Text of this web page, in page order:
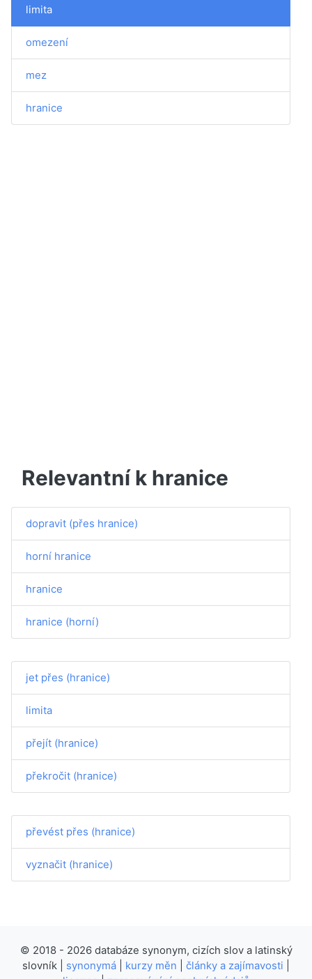
limita
omezení
mez
hranice
Relevantní k hranice
dopravit (přes hranice)
horní hranice
hranice
hranice (horní)
jet přes (hranice)
limita
přejít (hranice)
překročit (hranice)
převést přes (hranice)
vyznačit (hranice)
© 2018 - 2026 databáze synonym, cizích slov a latinský
slovník | synonymá kurzy měn články a zajímavosti